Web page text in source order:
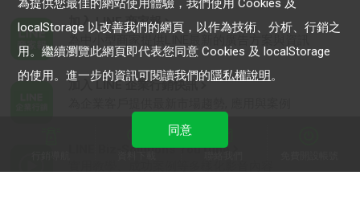
加入 LINE 商家報
加入 LINE 企業行銷快訊
LINE Biz-Solutions YouTube
為提供您最佳的網站使用體驗，我們使用 Cookies 及
localStorage 以改善我們的網頁，以作為技術、分析、行銷之
用。繼續瀏覽此網頁即代表您同意 Cookies 及 localStorage
的使用。進一步的資訊可閱讀我們的隱私權說明。
同意